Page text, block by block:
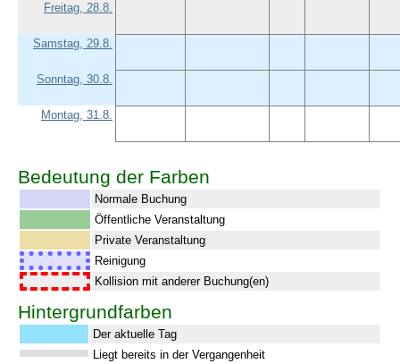
Freitag, 28.8.
Samstag, 29.8.
Sonntag, 30.8.
Montag, 31.8.
Bedeutung der Farben
Normale Buchung
Öffentliche Veranstaltung
Private Veranstaltung
Reinigung
Kollision mit anderer Buchung(en)
Hintergrundfarben
Der aktuelle Tag
Liegt bereits in der Vergangenheit